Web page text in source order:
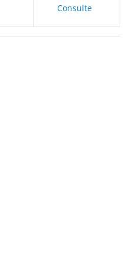
Consulte